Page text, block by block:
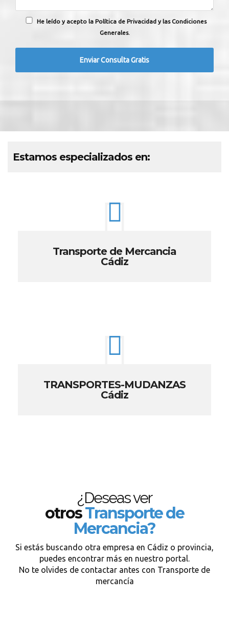
He leído y acepto la Política de Privacidad y las Condiciones
Generales.
Estamos especializados en:
Transporte de Mercancia
Cádiz
TRANSPORTES-MUDANZAS
Cádiz
¿Deseas ver
otrosTransporte de
Mercancia?
Si estás buscando otra empresa en Cádiz o provincia,
puedes encontrar más en nuestro portal.
No te olvides de contactar antes con Transporte de
mercancía